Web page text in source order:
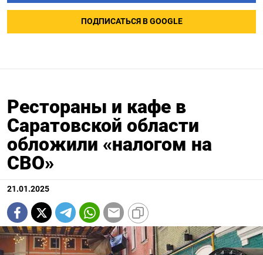
ПОДПИСАТЬСЯ В GOOGLE
Рестораны и кафе в
Саратовской области
обложили «налогом на
СВО»
21.01.2025